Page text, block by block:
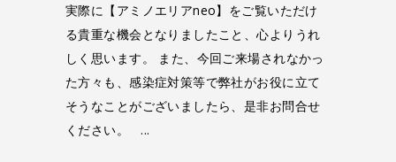
実際に【アミノエリアneo】をご覧いただけ
る貴重な機会となりましたこと、心よりうれ
しく思います。 また、今回ご来場されなかっ
た方々も、感染症対策等で弊社がお役に立て
そうなことがございましたら、是非お問合せ
ください。